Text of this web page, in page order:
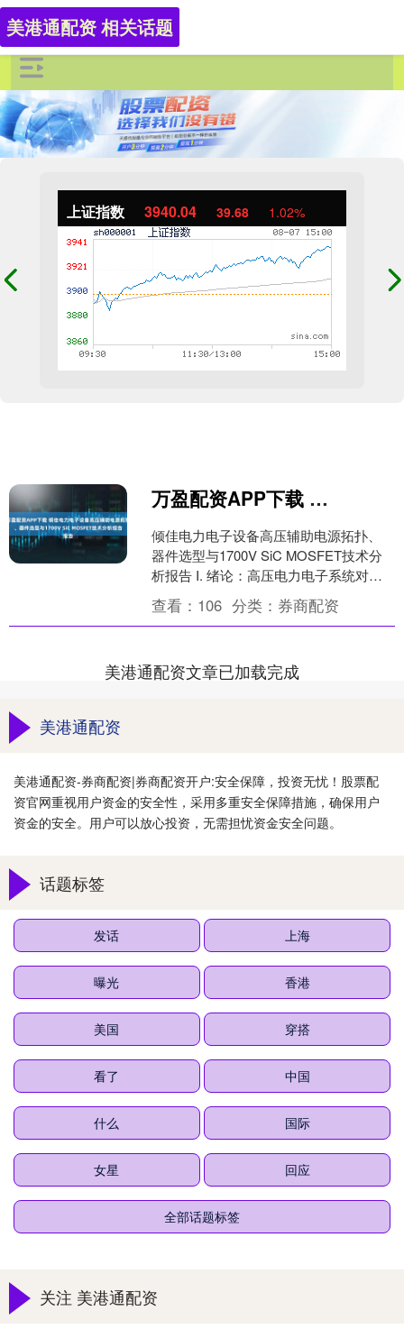
上证指数 3940.04 39.68 1.02%
美港通配资 相关话题
万盈配资APP下载 倾佳电力电子设备高压辅助电源拓扑、器件选型与1700V SiC MOSFET技术分析报告
倾佳电力电子设备高压辅助电源拓扑、
器件选型与1700V SiC MOSFET技术分
析报告 I. 绪论：高压电力电子系统对辅
助电源的严苛要求 倾佳电子（Chang....
查看： 106 分类： 券商配资
美港通配资文章已加载完成
美港通配资
美港通配资-券商配资|券商配资开户:安全保障，投资无忧！股票配
资官网重视用户资金的安全性，采用多重安全保障措施，确保用户
资金的安全。用户可以放心投资，无需担忧资金安全问题。
话题标签
发话 上海
曝光 香港
美国 穿搭
看了 中国
什么 国际
女星 回应
全部话题标签
关注 美港通配资